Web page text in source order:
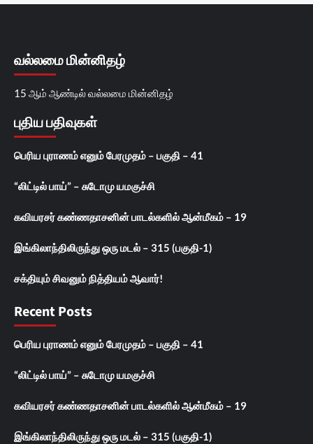
வல்லமை மின்னிதழ்
15 ஆம் ஆண்டில் வல்லமை மின்னிதழ்
புதிய பதிவுகள்
பெரிய புராணம் எனும் பேரமுதம் – பகுதி – 41
“லிட்டில் பாய்” – சுடோமு யமகுச்சி
கவியரசர் கண்ணதாசனின் பாடல்களில் ஆன்மீகம் – 19
இங்கிலாந்திலிருந்து ஒரு மடல் – 315 (பகுதி-1)
சக்தியும் சிவனும் நித்தியம் ஆவார்!
Recent Posts
பெரிய புராணம் எனும் பேரமுதம் – பகுதி – 41
“லிட்டில் பாய்” – சுடோமு யமகுச்சி
கவியரசர் கண்ணதாசனின் பாடல்களில் ஆன்மீகம் – 19
இங்கிலாந்திலிருந்து ஒரு மடல் – 315 (பகுதி-1)